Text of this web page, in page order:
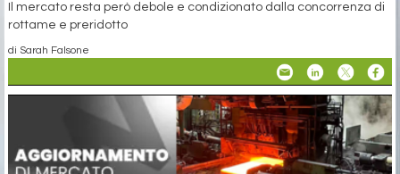
Il mercato resta però debole e condizionato dalla concorrenza di
rottame e preridotto
di Sarah Falsone